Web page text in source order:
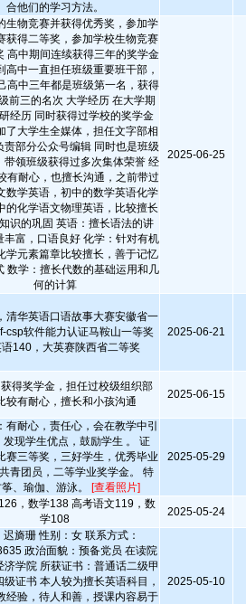
合他们的学习方法。
生物竞赛并获得优秀奖，参加学
获得二等奖，参加学校生物竞赛
高中期间连续获得三年的奖学金
高中一直担任班级重要班干部，
高中三年都是班级第一名，获得
前三的名次 大学经历 在大学期
经历 同时获得过学校的奖学金
了大学生全媒体，担任文字部相
责部分公众号编辑 同时也是班级
带领班级获得过多次集体荣誉 经
有耐心，也擅长沟通，之前带过
数学英语，初中的数学英语化学
的化学语文物理英语，比较擅长
识的巩固 英语：擅长语法的讲
丰富，口语良好 化学：针对有机
学元素篇章比较擅长，善于记忆
数学：擅长代数的基础运用和几
何的计算
2025-06-25
清华英语口语故事大赛安徽省一
csp软件能力认证马鞍山一等奖
140，大英赛陕西省二等奖
2025-06-21
得奖学金，担任过校级组织部
较有耐心，擅长和小孩沟通
2025-06-15
有耐心，责任心，会在教学中引
发现学生优点，鼓励学生 。 证
赛三等奖，三好学生，优秀毕业
青团员，二等学业奖学金。 特
、瑜伽、游泳。 [查看照片]
2025-05-29
，数学138 高考语文119，数
学108
2025-05-24
迟旖珊 性别：女 联系方式：
政治面貌：预备党员 在读院
济学院 所获证书：普通话二级甲
级证书 本人较为擅长英语科目，
经验，待人和善，授课内容易于
2025-05-10